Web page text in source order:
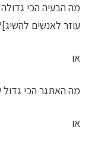
מה הבעיה הכי
עוזר לאנשים
או
מה האתגר הכי
או